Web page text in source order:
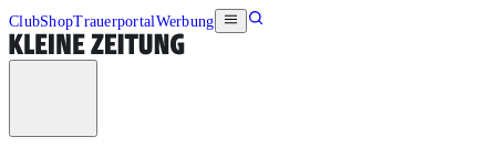
ClubShopTrauerportalWerbung